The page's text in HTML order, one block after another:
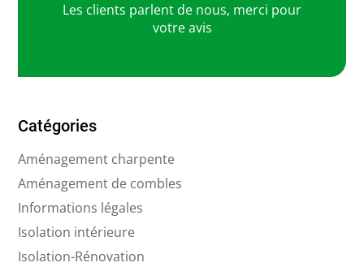
Les clients parlent de nous, merci pour
votre avis
Catégories
Aménagement charpente
Aménagement de combles
Informations légales
Isolation intérieure
Isolation-Rénovation